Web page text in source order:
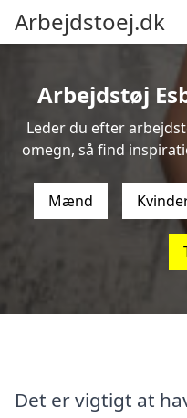
Arbejdstoej.dk
Arbejdstøj
Leder du efter
omegn, så find
Mænd
Det er vigtigt at